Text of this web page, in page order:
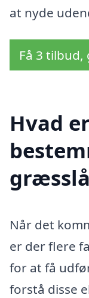
at nyde
Få 3
Hvad
Når det
er der flere
for at få
forstå disse